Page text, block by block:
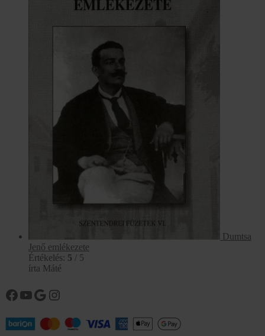
Dumtsa
Jenő emlékezete
Értékelés: 5 / 5
írta Máté
Könyvtárunk facebook oldala
Könyvtárunk YouTube csatornája
Google
Instagram